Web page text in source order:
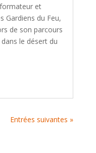
et
Gardiens du Feu,
de son parcours
le désert du
Entrées suivantes »